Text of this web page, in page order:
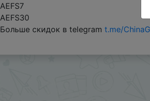
AEFS7
AEFS30
Больше скидок в telegram t.me/